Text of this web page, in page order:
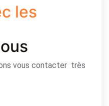
les
vous contacter très